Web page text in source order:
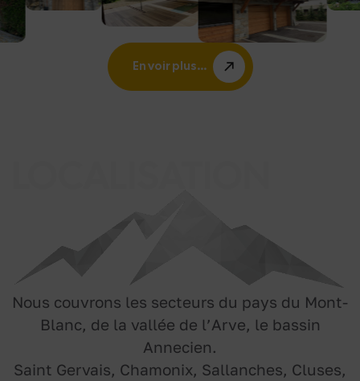
En voir plus...
Nous couvrons les secteurs du pays du Mont-
Blanc, de la vallée de l’Arve, le bassin
Annecien.
Saint Gervais, Chamonix, Sallanches, Cluses,